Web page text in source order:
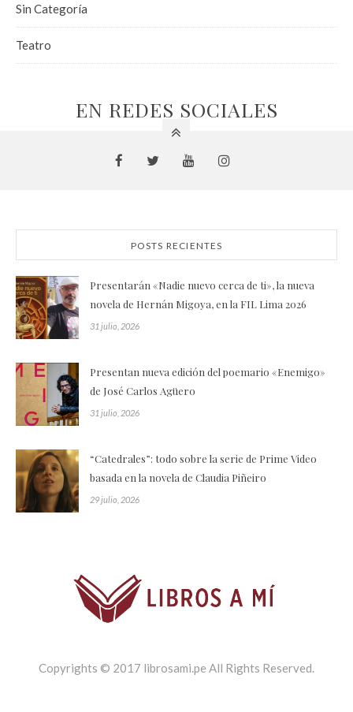
Sin Categoría
Teatro
EN REDES SOCIALES
POSTS RECIENTES
Presentarán «Nadie nuevo cerca de ti», la nueva
novela de Hernán Migoya, en la FIL Lima 2026
31 julio, 2026
Presentan nueva edición del poemario «Enemigo»
de José Carlos Agüero
31 julio, 2026
“Catedrales”: todo sobre la serie de Prime Video
basada en la novela de Claudia Piñeiro
29 julio, 2026
Copyrights © 2017 librosami.pe All Rights Reserved.